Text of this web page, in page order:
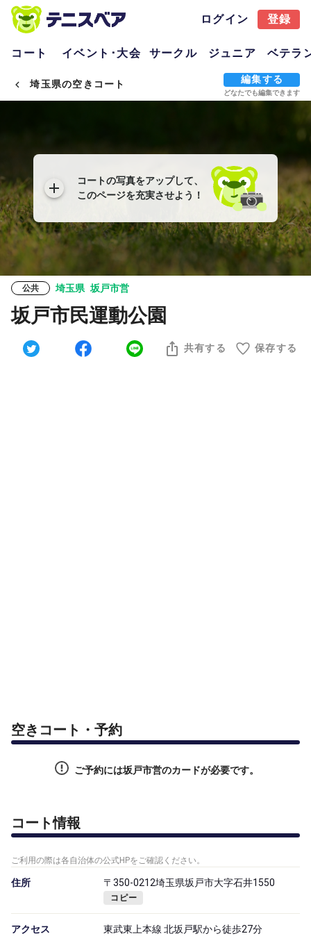
ログイン 登録
コート イベント･大会 サークル ジュニア ベテラ
埼玉県の空きコート 編集する
どなたでも編集できます
コートの写真をアップして、
このページを充実させよう！
公共 埼玉県 坂戸市営
坂戸市民運動公園
共有する 保存する
空きコート・予約
ご予約には坂戸市営のカードが必要です。
コート情報
ご利用の際は各自治体の公式HPをご確認ください。
住所 〒350-0212埼玉県坂戸市大字石井1550
コピー
アクセス 東武東上本線 北坂戸駅から徒歩27分